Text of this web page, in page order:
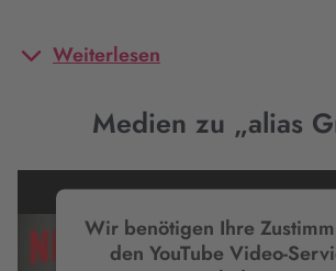
Weiterlesen
Medien zu „alias
Wir benötigen Ihre
den YouTube Video-